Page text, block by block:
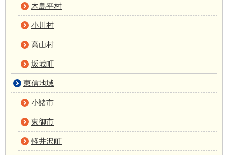
木島平村
小川村
高山村
坂城町
東信地域
小諸市
東御市
軽井沢町